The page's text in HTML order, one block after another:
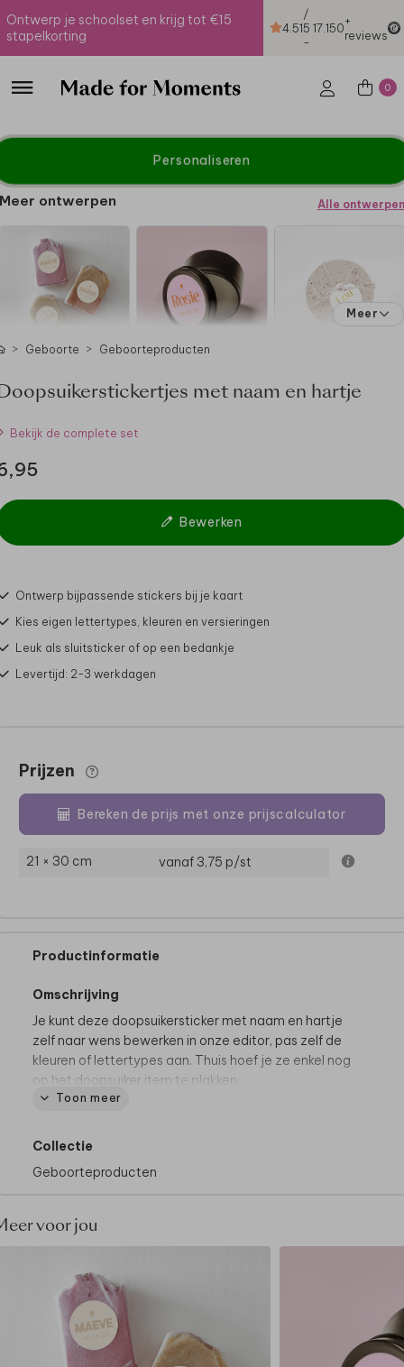
Ontwerp je schoolset en krijg tot €15
stapelkorting
4.51
/
5
-
17.150+
reviews
0
Personaliseren
Meer ontwerpen Alle ontwerpen
Meer
Geboorte Geboorteproducten
met naam en hartje
Bekijk de complete set
Bewerken
Ontwerp bijpassende stickers bij je kaart
Kies eigen lettertypes, kleuren en versieringen
Leuk als sluitsticker of op een bedankje
Levertijd: 2-3 werkdagen
Prijzen
Bereken de prijs met onze prijscalculator
21 × 30 cm vanaf 3,75 p/st
Productinformatie
Omschrijving
Je kunt deze doopsuikersticker met naam en hartje
zelf naar wens bewerken in onze editor, pas zelf de
kleuren of lettertypes aan. Thuis hoef je ze enkel nog
op het doopsuiker item te plakken.
deze stijl.
Toon meer
Collectie
Geboorteproducten
voor jou